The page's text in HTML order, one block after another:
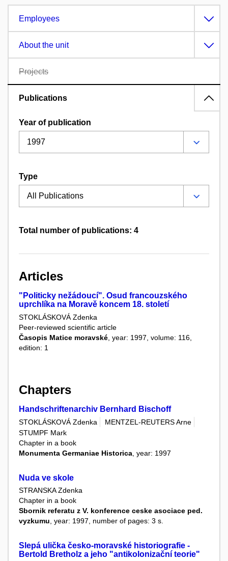
Employees
About the unit
Projects
Publications
Year of publication
Type
Total number of publications: 4
Articles
"Politicky nežádoucí". Osud francouzského
uprchlíka na Moravě koncem 18. století
STOKLÁSKOVÁ Zdenka
Peer-reviewed scientific article
Časopis Matice moravské , year: 1997, volume: 116,
edition: 1
Chapters
Handschriftenarchiv Bernhard Bischoff
STOKLÁSKOVÁ Zdenka
MENTZEL-REUTERS Arne
STUMPF Mark
Chapter in a book
Monumenta Germaniae Historica , year: 1997
Nuda ve skole
STRANSKA Zdenka
Chapter in a book
Sbornik referatu z V. konference ceske asociace ped.
vyzkumu, year: 1997, number of pages: 3 s.
Slepá ulička česko-moravské historiografie -
Bertold Bretholz a jeho "antikolonizační teorie"